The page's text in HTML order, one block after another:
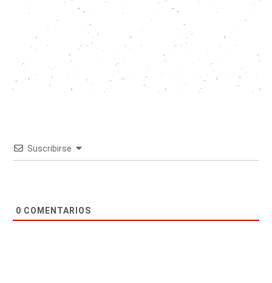
Suscribirse
0 COMENTARIOS